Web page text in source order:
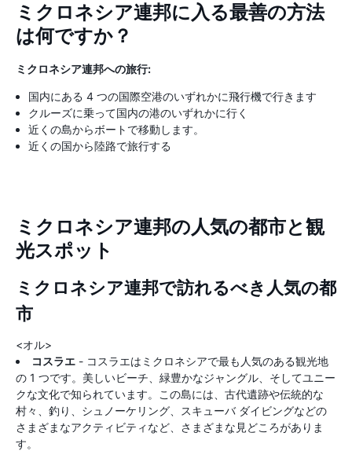
ミクロネシア連邦に入る最善の方法
は何ですか？
ミクロネシア連邦への旅行:
国内にある 4 つの国際空港のいずれかに飛行機で行きます
クルーズに乗って国内の港のいずれかに行く
近くの島からボートで移動します。
近くの国から陸路で旅行する
ミクロネシア連邦の人気の都市と観
光スポット
ミクロネシア連邦で訪れるべき人気の都
市
<オル>
コスラエ - コスラエはミクロネシアで最も人気のある観光地
の 1 つです。美しいビーチ、緑豊かなジャングル、そしてユニー
クな文化で知られています。この島には、古代遺跡や伝統的な
村々、釣り、シュノーケリング、スキューバ ダイビングなどの
さまざまなアクティビティなど、さまざまな見どころがありま
す。